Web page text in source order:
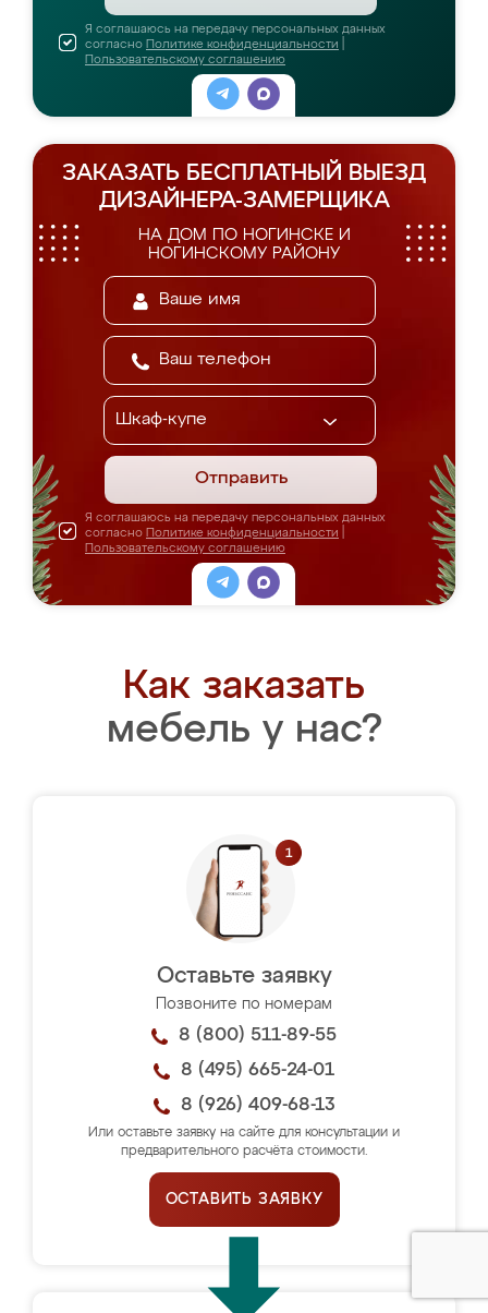
Я соглашаюсь на передачу персональных данных
согласно Политике конфиденциальности
Пользовательскому соглашению
ЗАКАЗАТЬ БЕСПЛАТНЫЙ ВЫЕЗД
ДИЗАЙНЕРА-ЗАМЕРЩИКА
НА ДОМ ПО НОГИНСКЕ И
НОГИНСКОМУ РАЙОНУ
Отправить
Я соглашаюсь на передачу персональных данных
согласно Политике конфиденциальности
Пользовательскому соглашению
Как заказать
мебель у нас?
Оставьте заявку
Позвоните по номерам
8 (800) 511-89-55
8 (495) 665-24-01
8 (926) 409-68-13
Или оставьте заявку на сайте для консультации и
предварительного расчёта стоимости.
ОСТАВИТЬ ЗАЯВКУ